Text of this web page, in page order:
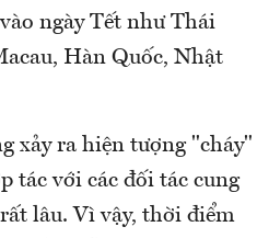
ngày Tết như Thái
Hàn Quốc, Nhật
xảy ra hiện tượng "cháy"
tác với các đối tác cung
lâu. Vì vậy, thời điểm